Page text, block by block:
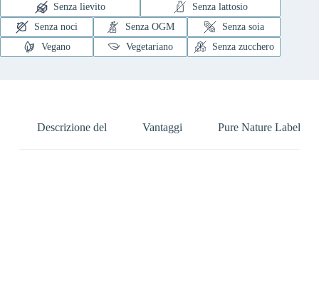
Senza lievito
Senza lattosio
Senza noci
Senza OGM
Senza soia
Vegano
Vegetariano Senza zucchero
Descrizione del Vantaggi Pure Nature Label